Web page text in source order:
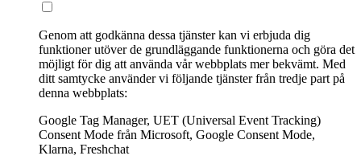
Genom att godkänna dessa tjänster kan vi erbjuda dig
funktioner utöver de grundläggande funktionerna och göra det
möjligt för dig att använda vår webbplats mer bekvämt. Med
ditt samtycke använder vi följande tjänster från tredje part på
denna webbplats:
Google Tag Manager, UET (Universal Event Tracking)
Consent Mode från Microsoft, Google Consent Mode,
Klarna, Freshchat